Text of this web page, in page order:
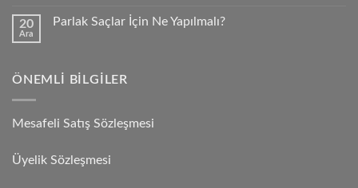
20
Ara
Parlak Saçlar İçin Ne Yapılmalı?
ÖNEMLI BILGILER
Mesafeli Satış Sözleşmesi
Üyelik Sözleşmesi